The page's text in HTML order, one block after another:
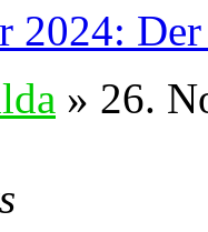
2024: Der
» 26.